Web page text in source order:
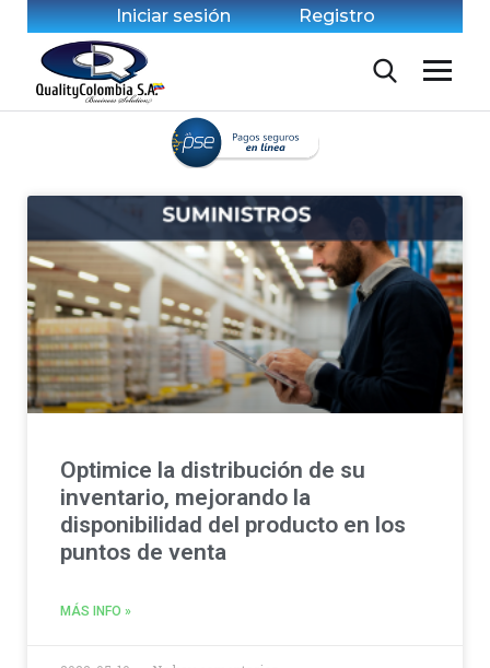
Iniciar sesión Registro
Optimice la distribución de su
inventario, mejorando la
disponibilidad del producto en los
puntos de venta
MÁS INFO »